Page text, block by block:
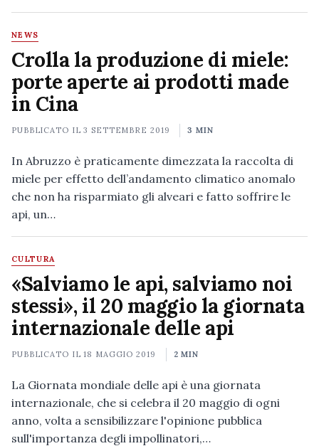
NEWS
Crolla la produzione di miele:
porte aperte ai prodotti made
in Cina
PUBBLICATO IL3 SETTEMBRE 2019 3 MIN
In Abruzzo è praticamente dimezzata la raccolta di
miele per effetto dell’andamento climatico anomalo
che non ha risparmiato gli alveari e fatto soffrire le
api, un…
CULTURA
«Salviamo le api, salviamo noi
stessi», il 20 maggio la giornata
internazionale delle api
PUBBLICATO IL18 MAGGIO 2019 2 MIN
La Giornata mondiale delle api è una giornata
internazionale, che si celebra il 20 maggio di ogni
anno, volta a sensibilizzare l'opinione pubblica
sull'importanza degli impollinatori,…